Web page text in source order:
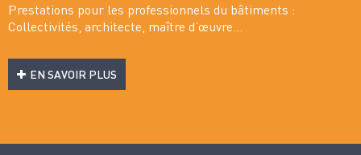
Prestations pour les professionnels du bâtiments :
Collectivités, architecte, maître d’œuvre...
EN SAVOIR PLUS